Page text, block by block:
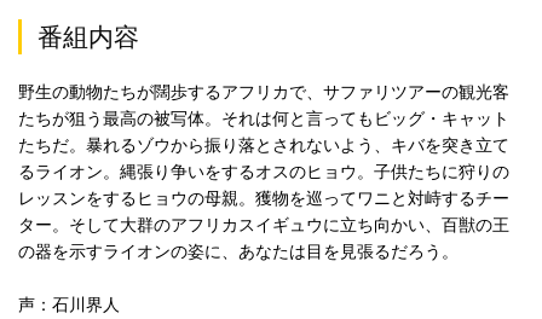
番組内容
野生の動物たちが闊歩するアフリカで、サファリツアーの観光客
たちが狙う最高の被写体。それは何と言ってもビッグ・キャット
たちだ。暴れるゾウから振り落とされないよう、キバを突き立て
るライオン。縄張り争いをするオスのヒョウ。子供たちに狩りの
レッスンをするヒョウの母親。獲物を巡ってワニと対峙するチー
ター。そして大群のアフリカスイギュウに立ち向かい、百獣の王
の器を示すライオンの姿に、あなたは目を見張るだろう。
声：石川界人